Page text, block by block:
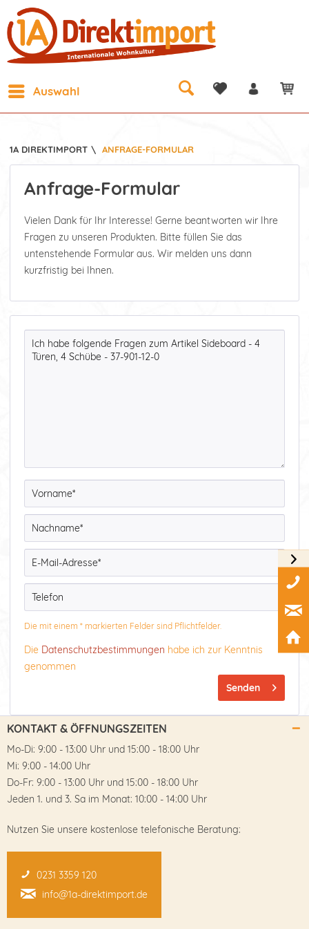
Auswahl
1A DIREKTIMPORT \ ANFRAGE-FORMULAR
Anfrage-Formular
Vielen Dank für Ihr Interesse! Gerne beantworten wir Ihre
Fragen zu unseren Produkten. Bitte füllen Sie das
untenstehende Formular aus. Wir melden uns dann
kurzfristig bei Ihnen.
Die mit einem * markierten Felder sind Pflichtfelder.
Die Datenschutzbestimmungen habe ich zur Kenntnis
genommen
Senden
KONTAKT & ÖFFNUNGSZEITEN
Mo-Di: 9:00 - 13:00 Uhr und 15:00 - 18:00 Uhr
Mi: 9:00 - 14:00 Uhr
Do-Fr: 9:00 - 13:00 Uhr und 15:00 - 18:00 Uhr
Jeden 1. und 3. Sa im Monat: 10:00 - 14:00 Uhr
Nutzen Sie unsere kostenlose telefonische Beratung:
0231 3359 120
info@1a-direktimport.de